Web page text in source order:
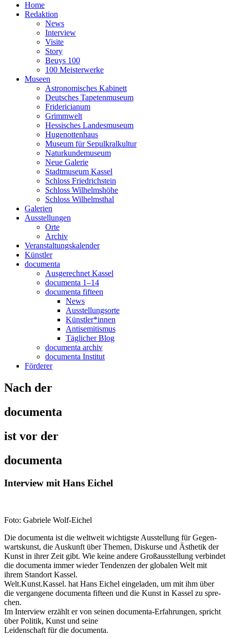
Home
Redaktion
News
Interview
Visite
Story
Beuys 100
100 Meisterwerke
Museen
Astronomisches Kabinett
Deutsches Tapetenmuseum
Fridericianum
Grimmwelt
Hessisches Landesmuseum
Hugenottenhaus
Museum für Sepulkralkultur
Naturkundemuseum
Neue Galerie
Stadtmuseum Kassel
Schloss Friedrichstein
Schloss Wilhelmshöhe
Schloss Wilhelmsthal
Galerien
Ausstellungen
Orte
Archiv
Veranstaltungskalender
Künstler
documenta
Ausgerechnet Kassel
documenta 1–14
documenta fifteen
News
Ausstellungsorte
Künstler*innen
Antisemitismus
Täglicher Blog
documenta archiv
documenta Institut
Förderer
Nach der
documenta
ist vor der
documenta
Interview mit Hans Eichel
Foto: Gabrie­le Wolf-Eichel
Die docu­men­ta ist die welt­weit wich­tigs­te Aus­stel­lung für Gegen­
warts­kunst, die Aus­kunft über The­men, Dis­kur­se und Ästhe­tik der
Kunst in ihrer Zeit gibt. Wie kei­ne ande­re Groß­aus­stel­lung ver­bin­det
die docu­men­ta immer wie­der Ten­den­zen der glo­ba­len Welt mit
ihrem Stand­ort Kas­sel.
Welt.Kunst.Kassel. hat Hans Eichel ein­ge­la­den, um mit ihm über
die ver­gan­ge­ne docu­men­ta fif­teen und die Kunst in Kas­sel zu spre­
chen.
Im Inter­view erzählt er von sei­nen docu­men­ta-Erfah­run­gen, spricht
über Poli­tik, Kunst und sei­ne
Lei­den­schaft für die documenta.